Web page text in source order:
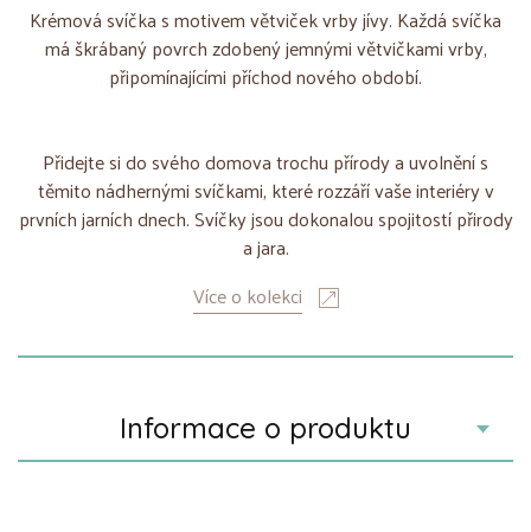
Krémová svíčka s motivem větviček vrby jívy. Každá svíčka
má škrábaný povrch zdobený jemnými větvičkami vrby,
připomínajícími příchod nového období.
Přidejte si do svého domova trochu přírody a uvolnění s
těmito nádhernými svíčkami, které rozzáří vaše interiéry v
prvních jarních dnech. Svíčky jsou dokonalou spojitostí přirody
a jara.
Více o kolekci
Informace o produktu